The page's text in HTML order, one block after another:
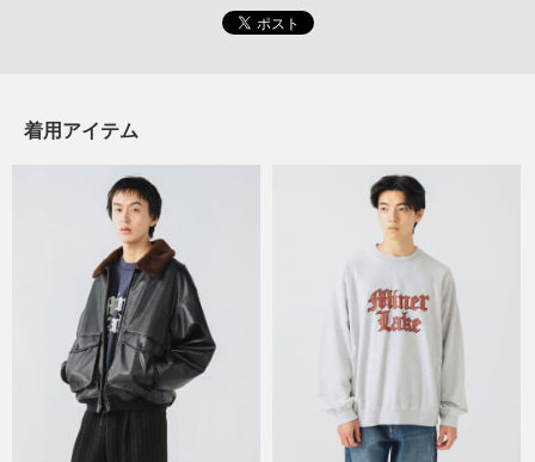
着用アイテム